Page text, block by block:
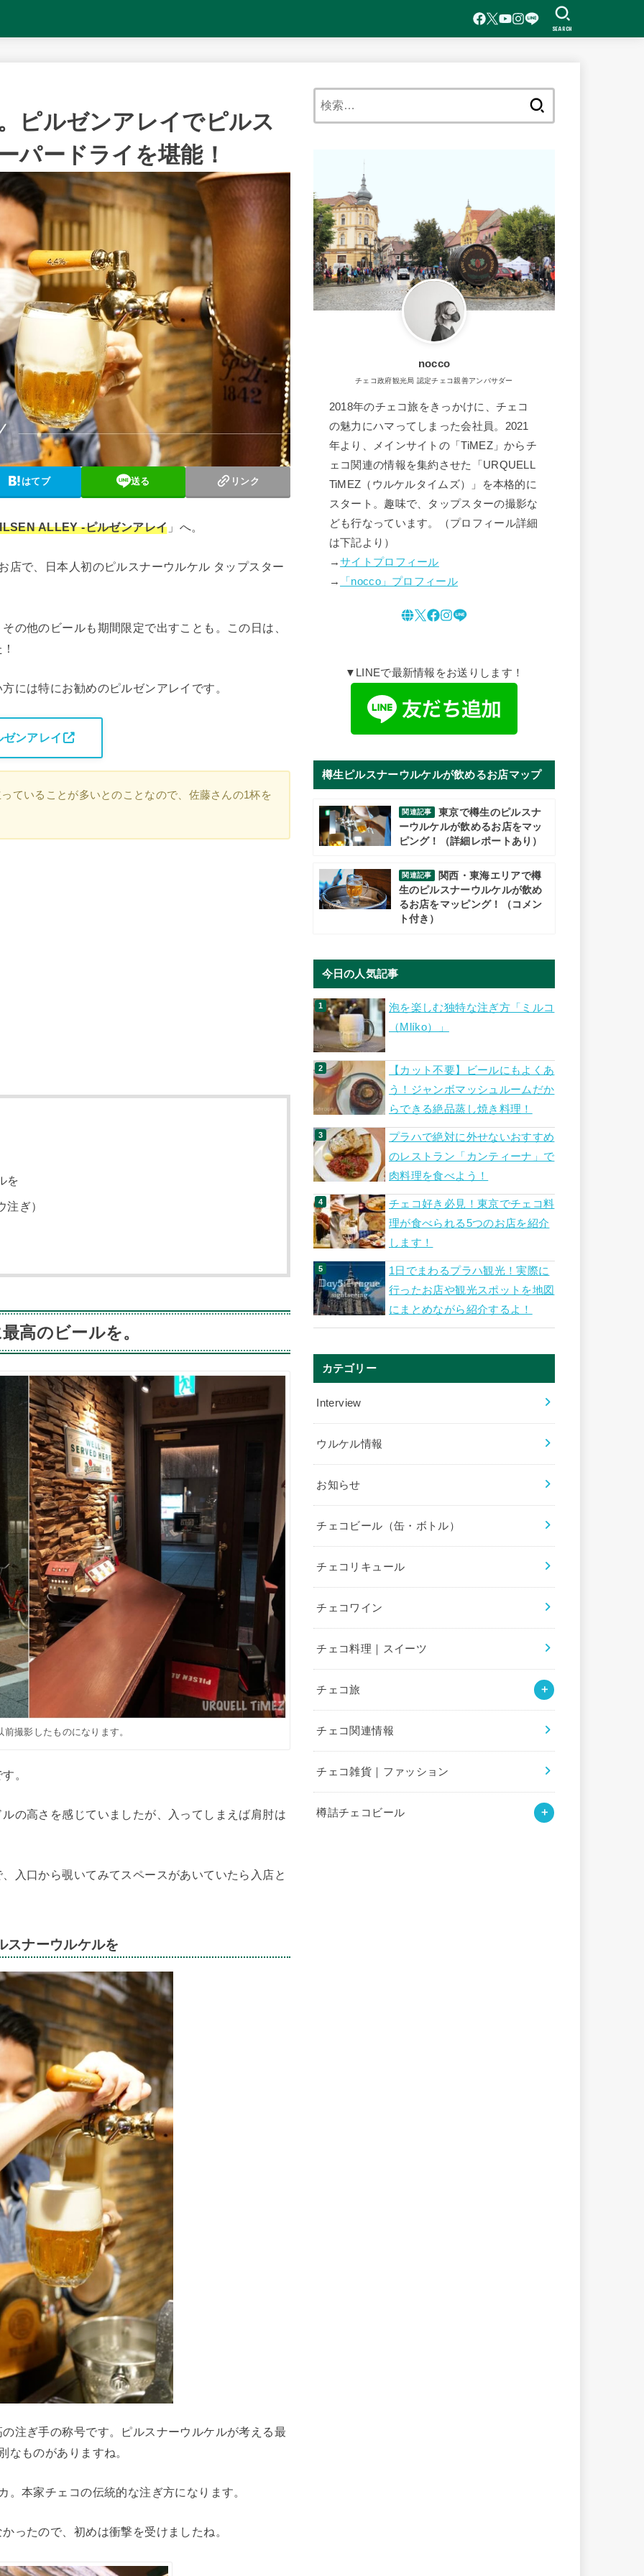
SEARCH
ピルゼンアレイでピルス
パードライを堪能！
はてブ 送る リンク
ALLEY -ピルゼンアレイ 」へ。
店で、日本人初のピルスナーウルケル タップスター
の他のビールも期間限定で出すことも。この日は、
には特にお勧めのピルゼンアレイです。
ゼンアレイ
ていることが多いとのことなので、佐藤さんの1杯を
を
ぎ）
高のビールを。
撮影したものになります。
。
の高さを感じていましたが、入ってしまえば肩肘は
入口から覗いてみてスペースがあいていたら入店と
スナーウルケルを
注ぎ手の称号です。ピルスナーウルケルが考える最
なものがありますね。
本家チェコの伝統的な注ぎ方になります。
ったので、初めは衝撃を受けましたね。
nocco
チェコ政府観光局 認定チェコ親善アンバサダー
2018年のチェコ旅をきっかけに、チェコ
の魅力にハマってしまった会社員。2021
年より、メインサイトの「TiMEZ」からチ
ェコ関連の情報を集約させた「URQUELL
TiMEZ（ウルケルタイムズ）」を本格的に
スタート。趣味で、タップスターの撮影な
ども行なっています。（プロフィール詳細
は下記より）
→サイトプロフィール
→
「nocco」プロフィール
▼LINEで最新情報をお送りします！
樽生ピルスナーウルケルが飲めるお店マップ
関連記事
東京で樽生のピルスナ
ーウルケルが飲めるお店をマッ
ピング！（詳細レポートあり）
関連記事
関西・東海エリアで樽
生のピルスナーウルケルが飲め
るお店をマッピング！（コメン
ト付き）
今日の人気記事
泡を楽しむ独特な注ぎ方「ミルコ
（Mlíko）」
【カット不要】ビールにもよくあ
う！ジャンボマッシュルームだか
らできる絶品蒸し焼き料理！
プラハで絶対に外せないおすすめ
のレストラン「カンティーナ」で
肉料理を食べよう！
チェコ好き必見！東京でチェコ料
理が食べられる5つのお店を紹介
します！
1日でまわるプラハ観光！実際に
行ったお店や観光スポットを地図
にまとめながら紹介するよ！
カテゴリー
Interview
ウルケル情報
お知らせ
チェコビール（缶・ボトル）
チェコリキュール
チェコワイン
チェコ料理｜スイーツ
チェコ旅
チェコ関連情報
チェコ雑貨｜ファッション
樽詰チェコビール